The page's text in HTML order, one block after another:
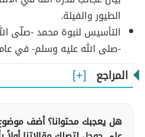
الطيور والفيلة.
التأسيس لنبوة محمد -صلّى
-صلى الله عليه وسلم- في
المراجع
هل يعجبك محتوانا؟ أضف